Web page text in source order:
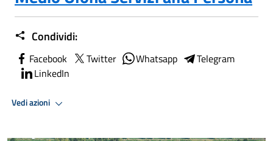
Condividi:
Facebook Twitter Whatsapp
Telegram
LinkedIn
Vedi azioni